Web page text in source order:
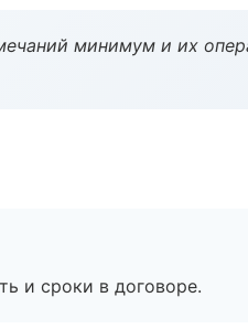
минимум и их
и сроки в договоре.